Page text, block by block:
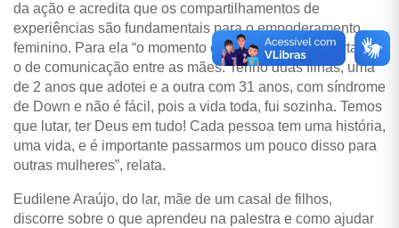
da ação e acredita que os compartilhamentos de
experiências são fundamentais para o empoderamento
feminino. Para ela “o momento de hoje é muito importante,
o de comunicação entre as mães. Tenho duas filhas, uma
de 2 anos que adotei e a outra com 31 anos, com síndrome
de Down e não é fácil, pois a vida toda, fui sozinha. Temos
que lutar, ter Deus em tudo! Cada pessoa tem uma história,
uma vida, e é importante passarmos um pouco disso para
outras mulheres”, relata.
Eudilene Araújo, do lar, mãe de um casal de filhos,
discorre sobre o que aprendeu na palestra e como ajudar